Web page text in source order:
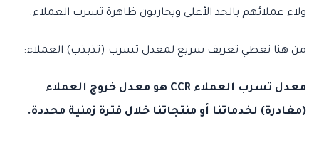
ولاء عملائهم بالحد الأعلى ويحاربون ظاهرة تسرب العملاء.
من هنا نعطي تعريف سريع لمعدل تسرب (تذبذب) العملاء:
معدل تسرب العملاء CCR هو معدل خروج العملاء
(مغادرة) لخدماتنا أو منتجاتنا خلال فترة زمنية محددة.